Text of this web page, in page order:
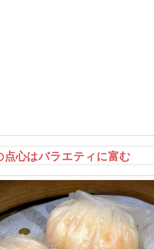
点心はバラエティに富む